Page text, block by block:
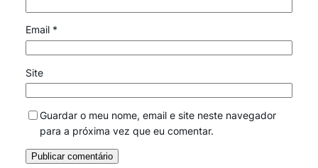
Email *
Site
Guardar o meu nome, email e site neste navegador
para a próxima vez que eu comentar.